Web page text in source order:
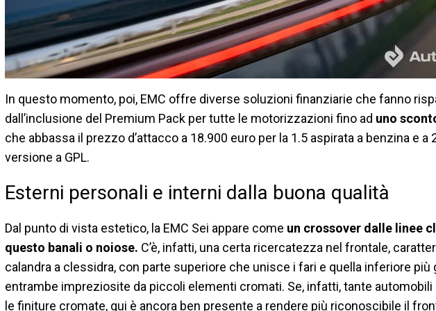
In questo momento, poi, EMC offre diverse soluzioni finanziarie che fanno
dall’inclusione del Premium Pack per tutte le motorizzazioni fino ad uno
che abbassa il prezzo d’attacco a 18.900 euro per la 1.5 aspirata a benzina e a
versione a GPL.
Esterni personali e interni dalla buona qualità
Dal punto di vista estetico, la EMC Sei appare come un crossover dalle linee
questo banali o noiose. C’è, infatti, una certa ricercatezza nel frontale,
calandra a clessidra, con parte superiore che unisce i fari e quella inferiore più
entrambe impreziosite da piccoli elementi cromati. Se, infatti, tante automobili
le finiture cromate, qui è ancora ben presente a rendere più riconoscibile il